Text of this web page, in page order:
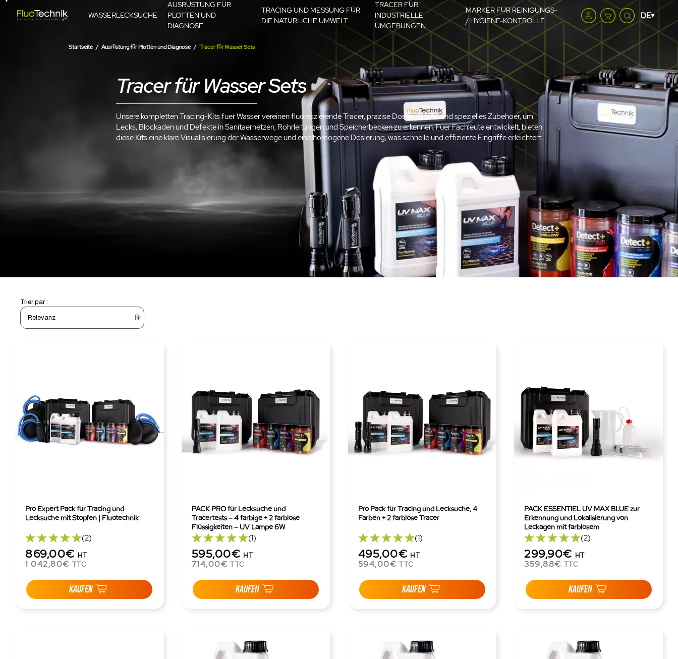
WASSERLECKSUCHE
AUSRÜSTUNG FÜR
PLOTTEN UND
DIAGNOSE
TRACING UND MESSUNG FÜR
DIE NATÜRLICHE UMWELT
TRACER FÜR
INDUSTRIELLE
UMGEBUNGEN
MARKER FÜR REINIGUNGS-
/ HYGIENE-KONTROLLE
Startseite Ausrüstung für Plotten und Diagnose Tracer für Wasser Sets
Tracer für Wasser Sets
Unsere kompletten Tracing-Kits fuer Wasser vereinen fluoreszierende Tracer, prazise Dosiergeraete und spezielles Zubehoer, um
Lecks, Blockaden und Defekte in Sanitaernetzen, Rohrleitungen und Speicherbecken zu erkennen. Fuer Fachleute entwickelt, bieten
diese Kits eine klare Visualisierung der Wasserwege und eine homogene Dosierung, was schnelle und effiziente Eingriffe erleichtert.
Trier par :
Pro Expert Pack für Tracing und
Lecksuche mit Stopfen | Fluotechnik
(2)
869,00€ HT
1 042,80€ TTC
KAUFEN
PACK PRO für Lecksuche und
Tracertests – 4 farbige + 2 farblose
Flüssigkeiten – UV Lampe 6W
(1)
595,00€ HT
714,00€ TTC
KAUFEN
Pro Pack für Tracing und Lecksuche, 4
Farben + 2 farblose Tracer
(1)
495,00€ HT
594,00€ TTC
KAUFEN
PACK ESSENTIEL UV MAX BLUE zur
Erkennung und Lokalisierung von
Leckagen mit farblosem
fluoreszierendem Flüssigmittel
(2)
299,90€ HT
359,88€ TTC
KAUFEN